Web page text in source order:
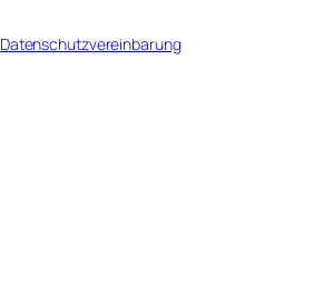
Datenschutzvereinbarung